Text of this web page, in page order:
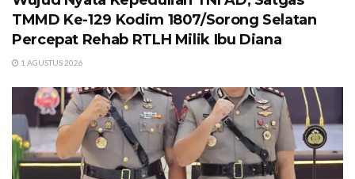
TMMD Ke-129 Kodim 1807/Sorong Selatan
Percepat Rehab RTLH Milik Ibu Diana
1 AGUSTUS 2026